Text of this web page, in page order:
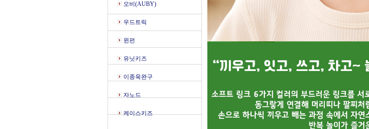
오비(AUBY)
우드트릭
윈펀
유닛키즈
이종욱완구
자노드
케이스키즈